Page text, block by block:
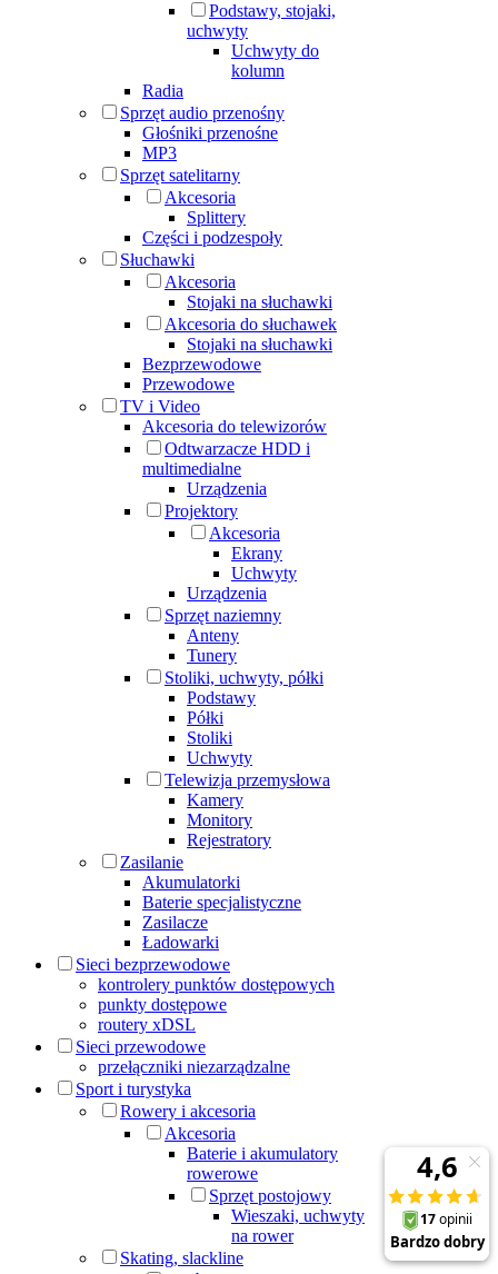
Podstawy, stojaki,
uchwyty
Uchwyty do
kolumn
Radia
Sprzęt audio przenośny
Głośniki przenośne
MP3
Sprzęt satelitarny
Akcesoria
Splittery
Części i podzespoły
Słuchawki
Akcesoria
Stojaki na słuchawki
Akcesoria do słuchawek
Stojaki na słuchawki
Bezprzewodowe
Przewodowe
TV i Video
Akcesoria do telewizorów
Odtwarzacze HDD i
multimedialne
Urządzenia
Projektory
Akcesoria
Ekrany
Uchwyty
Urządzenia
Sprzęt naziemny
Anteny
Tunery
Stoliki, uchwyty, półki
Podstawy
Półki
Stoliki
Uchwyty
Telewizja przemysłowa
Kamery
Monitory
Rejestratory
Zasilanie
Akumulatorki
Baterie specjalistyczne
Zasilacze
Ładowarki
Sieci bezprzewodowe
kontrolery punktów dostępowych
punkty dostępowe
routery xDSL
Sieci przewodowe
przełączniki niezarządzalne
Sport i turystyka
Rowery i akcesoria
Akcesoria
Baterie i akumulatory
rowerowe
Sprzęt postojowy
Wieszaki, uchwyty
na rower
Skating, slackline